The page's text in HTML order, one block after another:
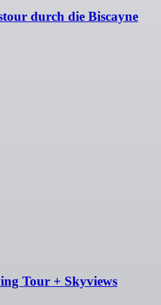
durch die Biscayne
Tour + Skyviews